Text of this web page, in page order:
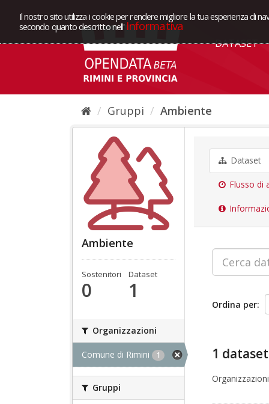
Il nostro sito utilizza i cookie per rendere migliore la tua esperienza di
secondo quanto descritto nell' Informativa
DATASET
Gruppi Ambiente
Ambiente
Sostenitori
0
Dataset
1
Organizzazioni
Comune di Rimini 1
Gruppi
Dataset
Flusso di
Ordina per
1